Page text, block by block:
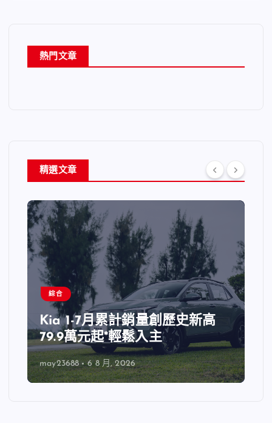
熱門文章
精選文章
綜合
Kia 1-7月累計銷量創歷史新高
79.9萬元起*輕鬆入主
may23688 6 8 月, 2026